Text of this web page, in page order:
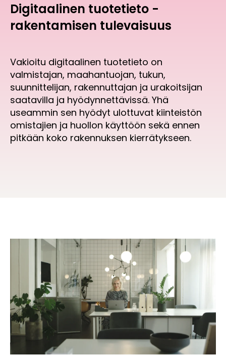
Digitaalinen tuotetieto -
rakentamisen tulevaisuus
Vakioitu digitaalinen tuotetieto on
valmistajan, maahantuojan, tukun,
suunnittelijan, rakennuttajan ja urakoitsijan
saatavilla ja hyödynnettävissä. Yhä
useammin sen hyödyt ulottuvat kiinteistön
omistajien ja huollon käyttöön sekä ennen
pitkään koko rakennuksen kierrätykseen.